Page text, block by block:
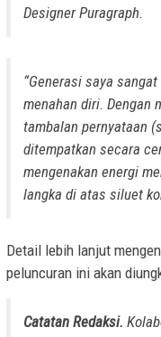
Designer Puragraph.
“Generasi saya
menahan diri. Dengan
tambalan pernyataan (
ditempatkan secara
mengenakan energi
langka di atas siluet
Detail lebih lanjut
peluncuran ini akan
Catatan Redaksi.